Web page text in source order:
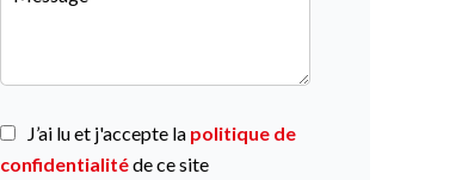
J’ai lu et j'accepte la politique de
confidentialitéde ce site